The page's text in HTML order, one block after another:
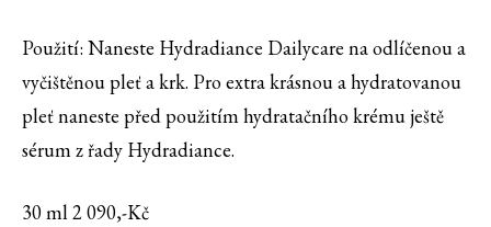
Použití: Naneste Hydradiance Dailycare na odlíčenou a
vyčištěnou pleť a krk. Pro extra krásnou a hydratovanou
pleť naneste před použitím hydratačního krému ještě
sérum z řady Hydradiance.
30 ml 2 090,-Kč